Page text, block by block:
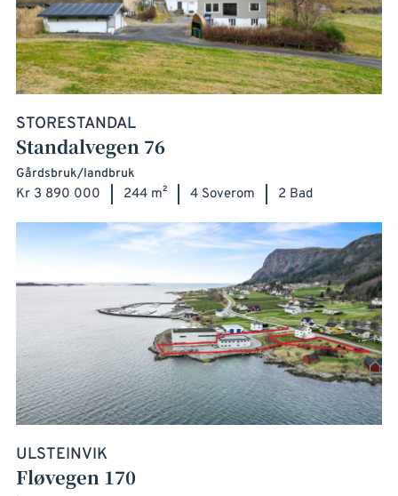
STORESTANDAL
Standalvegen 76
Gårdsbruk/landbruk
Kr 3 890 000 244 m² 4 Soverom 2 Bad
ULSTEINVIK
Fløvegen 170